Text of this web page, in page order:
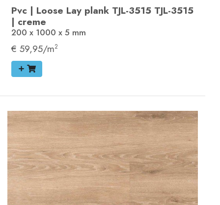
Pvc | Loose Lay plank TJL-3515 TJL-3515
| creme
200 x 1000 x 5 mm
€ 59,95/m2